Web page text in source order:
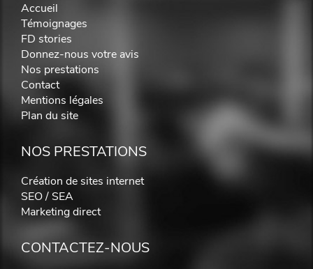
Accueil
Témoignages
FD stories
Donnez-nous votre avis
Nos prestations
Contact
Mentions légales
Plan du site
NOS PRESTATIONS
Création de sites internet
SEO / SEA
Marketing direct
CONTACTEZ-NOUS